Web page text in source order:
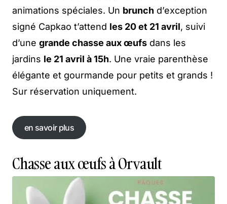
animations spéciales. Un brunch d’exception
signé Capkao t’attend les 20 et 21 avril, suivi
d’une grande chasse aux œufs dans les
jardins le 21 avril à 15h. Une vraie parenthèse
élégante et gourmande pour petits et grands !
Sur réservation uniquement.
en savoir plus
en savoir plus
Chasse aux œufs à Orvault